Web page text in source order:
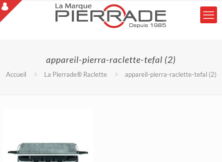
appareil-pierra-raclette-tefal (2)
Accueil La Pierrade® Raclette appareil-pierra-raclette-tefal (2)